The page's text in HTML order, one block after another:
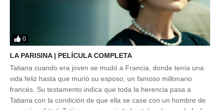
0
LA PARISINA | PELÍCULA COMPLETA
Tatiana cuando era joven se mudó a Francia, donde tenía una
vida feliz hasta que murió su esposo, un famoso millonario
francés. Su testamento indica que toda la herencia pasa a
Tatiana con la condición de que ella se case con un hombre de